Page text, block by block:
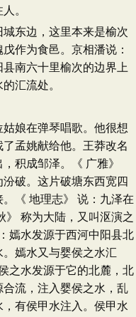
。
东边，这里本来是榆次
作为食邑。京相潘说：
南六十里榆次的边界上
汇流处。
娘在弹琴唱歌。他很想
孟姚献给他。王莽改名
积成邹泽。《 广雅》
破。这片破塘东西宽四
《 地理志》 说：九泽在
》 称为大陆，又叫沤演之
嫣水发源于西河中阳县北
嫣水又与婴侯之水汇
之水发源于它的北麓，北
流，注入婴侯之水，乱
有侯甲水注入。侯甲水